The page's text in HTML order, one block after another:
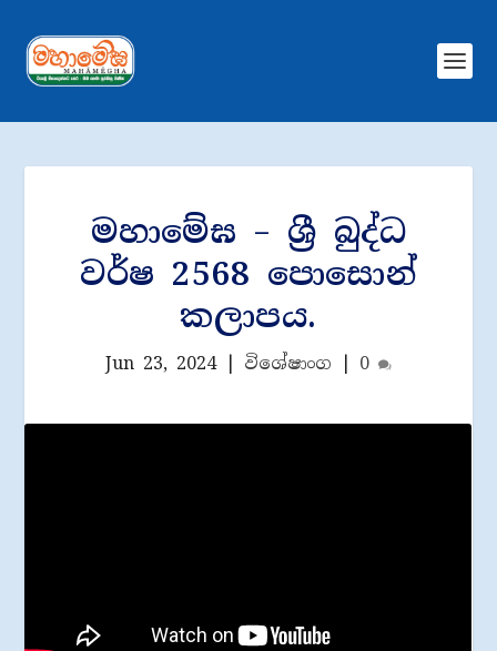
මහාමේඝ – ශ්‍රී බුද්ධ
වර්ෂ 2568 පොසොන්
කලාප​ය.
Jun 23, 2024| විශේෂාංග 0